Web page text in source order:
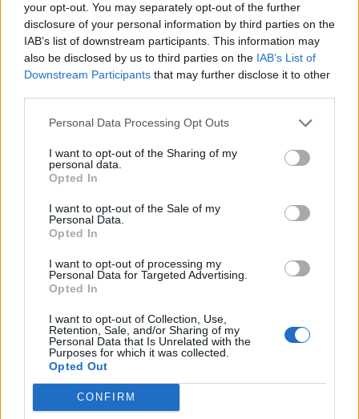
your opt-out. You may separately opt-out of the further
disclosure of your personal information by third parties on the
IAB’s list of downstream participants. This information may
also be disclosed by us to third parties on the IAB’s List of
Downstream Participants that may further disclose it to other
Personal Data Processing Opt Outs
I want to opt-out of the Sharing of my
personal data.
Opted In
I want to opt-out of the Sale of my
Personal Data.
Opted In
I want to opt-out of processing my
Personal Data for Targeted Advertising.
Opted In
I want to opt-out of Collection, Use,
Retention, Sale, and/or Sharing of my
Personal Data that Is Unrelated with the
Purposes for which it was collected.
Opted Out
CONFIRM
Předchozí článek
Příbram ožije loutkami: Festival
Loutky v galerii přinese divadlo,
výtvarné dílny i hippie lounge
Následující článek
Hollywoodský upír
s podbrdským rodokmenem:
Nosferatu se představí v D-
SOUVISEJÍCÍ ČLÁNKY
VÍCE OD AUTORA
Rallycross Cup se vrací do Sedlčan.
O vítězství bude bojovat přes šedesát
Rozhovory
Daniel Rosenbaum potřeboval změnit
říká jeho otec
Dan Rosenbaum bilancuje sezonu
volejbalistů i změny v týmu. Cílem zůstává
play off